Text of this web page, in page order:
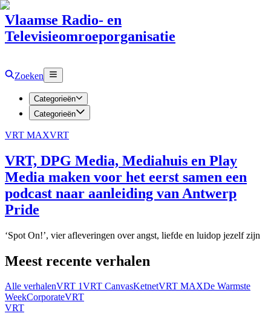
Vlaamse Radio- en
Televisieomroeporganisatie
Zoeken
Categorieën
Categorieën
VRT MAXVRT
VRT, DPG Media, Mediahuis en Play
Media maken voor het eerst samen een
podcast naar aanleiding van Antwerp
Pride
‘Spot On!’, vier afleveringen over angst, liefde en luidop jezelf zijn
Meest recente verhalen
Alle verhalenVRT 1VRT CanvasKetnetVRT MAXDe Warmste
WeekCorporateVRT
VRT